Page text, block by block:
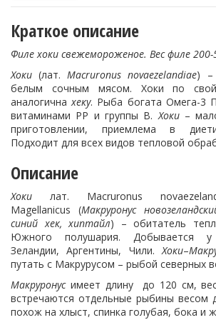
Краткое описание
Филе хоки свежемороженое. Вес филе
Хоки (лат.Macruronus novaezelandiae) –
белым сочным мясом. Хоки по
аналогичнахеку. Рыба богата Омега-3
витаминами РР и группы В.Хоки–
приготовлении, приемлема в
Подходит для всех видов тепловой
Описание
Хоки лат. Macruronus
Magellanicus (Макруронус
синий хек, хиптайл) – обитатель
Южного полушария. Добывается
Зеландии, Аргентины, Чили.Хоки–
путать с Макрурусом – рыбой северных
Макруронусимеет длину до 120 см,
встречаются отдельные рыбины весом
похож на хлыст, спинка голубая, бока и